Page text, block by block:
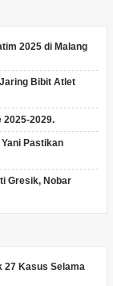
2025 di Malang
Bibit Atlet
2025-2029.
Pastikan
Gresik, Nobar
27 Kasus Selama